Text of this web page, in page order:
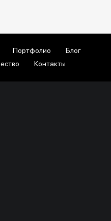
Портфолио
Блог
Контакты